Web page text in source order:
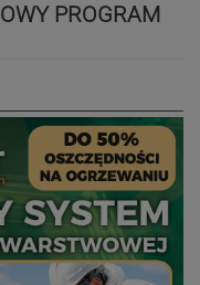
PROGRAM